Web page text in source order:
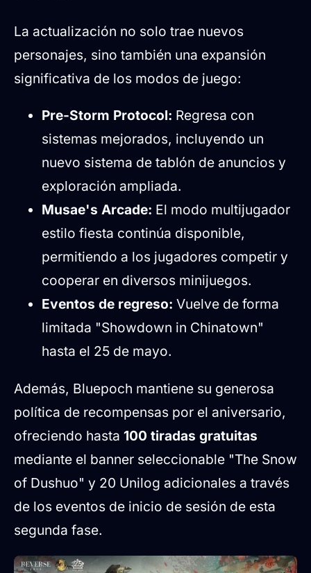
La actualización no solo trae nuevos
personajes, sino también una expansión
significativa de los modos de juego:
Pre-Storm Protocol: Regresa con
sistemas mejorados, incluyendo un
nuevo sistema de tablón de anuncios y
exploración ampliada.
Musae's Arcade: El modo multijugador
estilo fiesta continúa disponible,
permitiendo a los jugadores competir y
cooperar en diversos minijuegos.
Eventos de regreso: Vuelve de forma
limitada "Showdown in Chinatown"
hasta el 25 de mayo.
Además, Bluepoch mantiene su generosa
política de recompensas por el aniversario,
ofreciendo hasta 100 tiradas gratuitas
mediante el banner seleccionable "The Snow
of Dushuo" y 20 Unilog adicionales a través
de los eventos de inicio de sesión de esta
segunda fase.